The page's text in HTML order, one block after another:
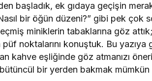
başladık, ek gıdaya geçişin
bir öğün düzeni?” gibi pek çok
miniklerin tabaklarına göz
noktalarını konuştuk. Bu yazıya
kahve eşliğinde göz atmanızı
bir yerden bakmak mümkün